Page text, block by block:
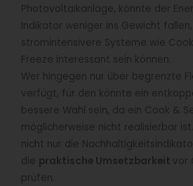
Photovoltaikanlage, könnte der
Indikator weniger ins Gewicht
stromintensivere Systeme wie
Freeze interessant sein können.
Wer hingegen nur über begrenzte
verfügt, für den könnte ein
bessere Wahl sein, da ein Cook &
möglicherweise nicht realisierbar
nicht nur die
die praktische Umsetzbarkeit vor
prüfen.